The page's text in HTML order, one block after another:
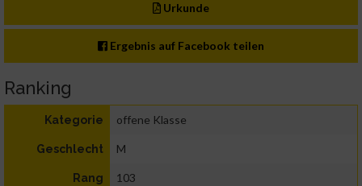
Urkunde
Ergebnis auf Facebook teilen
Ranking
Kategorie offene Klasse
Geschlecht M
Rang 103